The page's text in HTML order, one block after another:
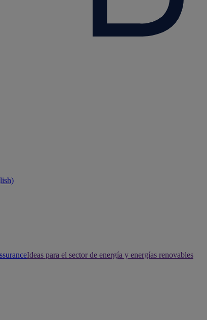
Ideas para el sector de energía y energías renovables